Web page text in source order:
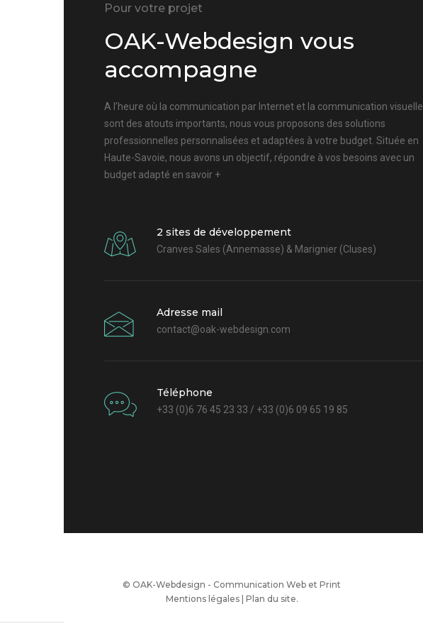
Pour votre projet
OAK-Webdesign vous
accompagne
A l’heure où la communication par Internet et la communication visuelle
sont des atouts importants, nous vous proposons des solutions
professionnelles personnalisées et adaptées à votre budget. Située en
Haute-Savoie, nous avons un objectif, répondre à vos besoins avec un
budget adapté en savoir +
2 sites de développement
Cranves Sales (Annemasse) & Marignier (Cluses)
Adresse mail
contact@oak-webdesign.com
Téléphone
+33 (0)6 76 45 23 33 / +33 (0)6 09 65 19 85
© OAK-Webdesign - Communication Web et Print
Mentions légales| Plan du site.